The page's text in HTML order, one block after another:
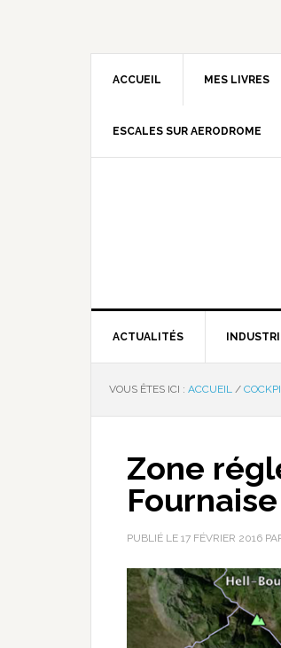
ACCUEIL MES LIVRES
ESCALES SUR AERODROME
ACTUALITÉS
VOUS ÊTES ICI : ACCUEIL /
Zone
Fournaise
PUBLIÉ LE 17 FÉVRIER 2016